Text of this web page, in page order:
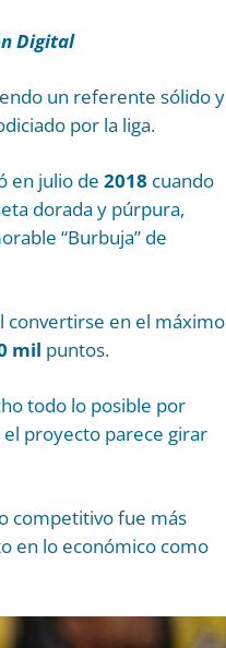
Digital
un referente sólido y
por la liga.
en julio de 2018 cuando
dorada y púrpura,
“Burbuja” de
convertirse en el máximo
mil puntos.
todo lo posible por
proyecto parece girar
competitivo fue más
en lo económico como